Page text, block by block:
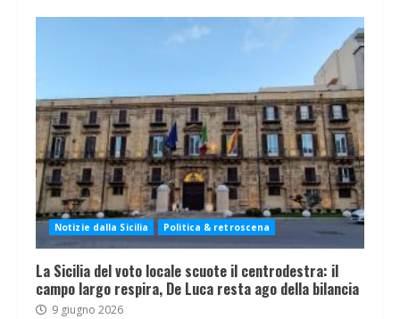
Notizie dalla Sicilia Politica & retroscena
La Sicilia del voto locale scuote il centrodestra: il
campo largo respira, De Luca resta ago della bilancia
9 giugno 2026